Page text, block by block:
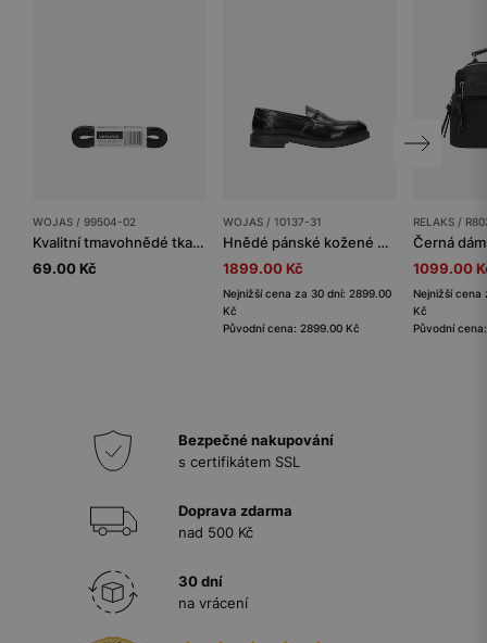
WOJAS / 99504-02
Kvalitní tmavohnědé tkaničky Wojas. Univerzální doplněk
69.00 Kč
WOJAS / 10137-31
Hnědé pánské kožené polobotky v elegantním stylu
1899.00 Kč
Nejnižší cena za 30 dní: 2899.00
Kč
Původní cena: 2899.00 Kč
RELAKS /
1099.00
Nejnižší cena
Kč
Původní
Bezpečné nakupování
s certifikátem SSL
Doprava zdarma
nad 500 Kč
30 dní
na vrácení